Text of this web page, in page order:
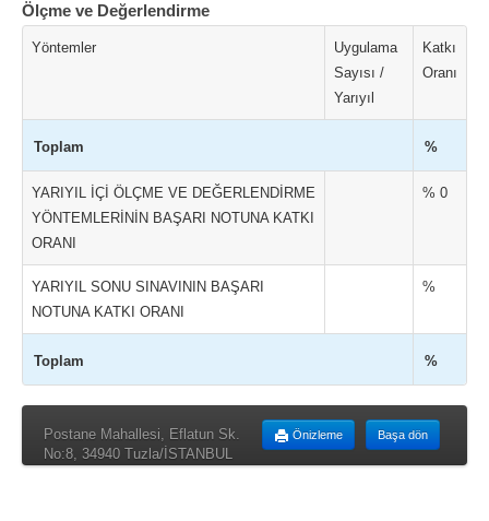
Ölçme ve Değerlendirme
Yöntemler
Uygulama
Sayısı /
Yarıyıl
Katkı
Oranı
Toplam %
YARIYIL İÇİ ÖLÇME VE DEĞERLENDİRME
YÖNTEMLERİNİN BAŞARI NOTUNA KATKI
ORANI
% 0
YARIYIL SONU SINAVININ BAŞARI
NOTUNA KATKI ORANI
%
Toplam %
Başa dön
Önizleme
Postane Mahallesi, Eflatun Sk.
No:8, 34940 Tuzla/İSTANBUL